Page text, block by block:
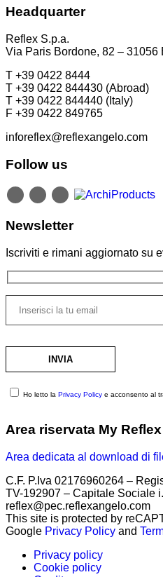
Headquarter
Reflex S.p.a.
Via Paris Bordone, 82 – 31056
T +39 0422 8444
T +39 0422 844430 (Abroad)
T +39 0422 844440 (Italy)
F +39 0422 849765
inforeflex@reflexangelo.com
Follow us
Newsletter
Iscriviti e rimani aggiornato su
Ho letto la Privacy Policy e acconsento al
Area riservata My Reflex
Area dedicata al download di
C.F. P.Iva 02176960264 –
TV-192907 – Capitale Sociale
reflex@pec.reflexangelo.com
This site is protected by
Google Privacy Policy and
Privacy policy
Cookie policy